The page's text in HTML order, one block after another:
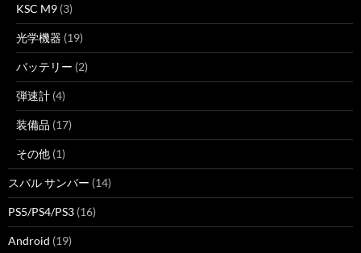
KSC M9 (3)
光学機器 (19)
バッテリー (2)
弾速計 (4)
装備品 (17)
その他 (1)
スバル サンバー (14)
PS5/PS4/PS3 (16)
Android (19)